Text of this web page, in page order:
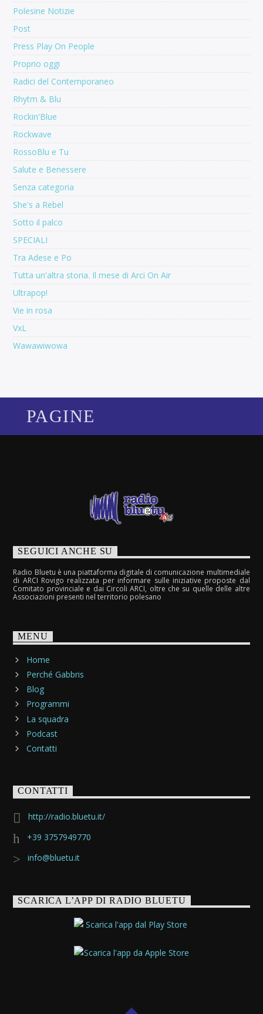
Polesine Notizie
Post
Press Play On People
Proprio oggi
Radici del Contemporaneo
Rhytm & Blu
Rockin'Blue
Rockwave
RossoBlu e Tu
Salute e Benessere
Senza categoria
She's a Rebel
Sotto il palco
SPECIALI
Tra Adese e Po
Tutta un'altra storia. Il mese di Arci On Air
Ultrapop!
Vie in rosa
VxL
Wawawiwowa
PAGINE
SEGUICI ANCHE SU
Radio Bluetu è una piattaforma digitale di comunicazione multimediale
di ARCI Rovigo realizzata per informare sulle iniziative proposte dal
Comitato provinciale e dai Circoli ARCI, oltre che su quelle delle altre
Associazioni presenti nel territorio polesano
MENU
Home
Perché Gabbris
Blog
Programmi
La squadra
Podcast
Contatti
CONTATTI
http://radio.bluetu.it/
+39 3757949770
info@bluetu.it
SCARICA L’APP DI RADIO BLUETU